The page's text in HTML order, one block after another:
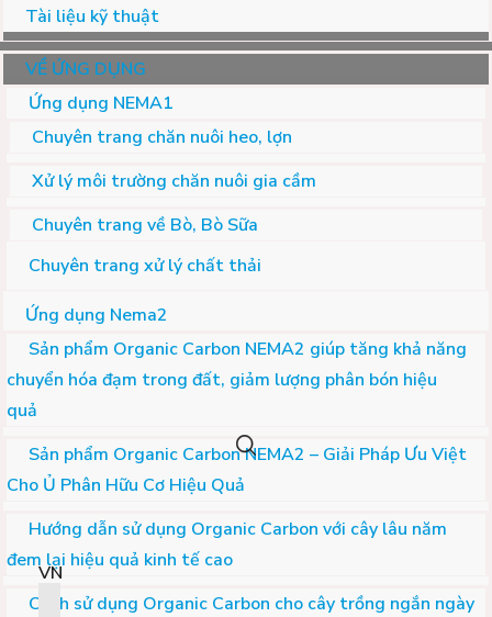
VN
Tài liệu kỹ thuật
VỀ ỨNG DỤNG
Ứng dụng NEMA1
Chuyên trang chăn nuôi heo, lợn
Xử lý môi trường chăn nuôi gia cầm
Chuyên trang về Bò, Bò Sữa
Chuyên trang xử lý chất thải
Ứng dụng Nema2
Sản phẩm Organic Carbon NEMA2 giúp tăng khả năng
chuyển hóa đạm trong đất, giảm lượng phân bón hiệu
quả
Sản phẩm Organic Carbon NEMA2 – Giải Pháp Ưu Việt
Cho Ủ Phân Hữu Cơ Hiệu Quả
Hướng dẫn sử dụng Organic Carbon với cây lâu năm
đem lại hiệu quả kinh tế cao
Cách sử dụng Organic Carbon cho cây trồng ngắn ngày